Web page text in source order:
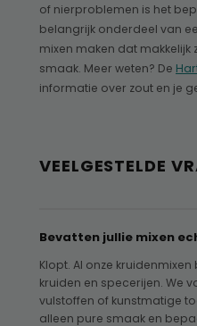
of nierproblemen is het
belangrijk onderdeel van
mixen maken dat makkelijk
smaak. Meer weten? De
informatie over zout en je
VEELGESTELDE
Bevatten jullie mixen
Klopt. Al onze
kruiden en specerijen. We
vulstoffen of kunstmatige
alleen pure smaak en